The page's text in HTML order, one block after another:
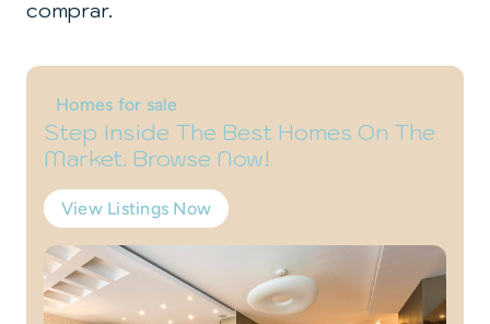
comprar.
Homes for sale
Step Inside The Best Homes On The
Market. Browse Now!
View Listings Now